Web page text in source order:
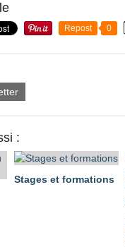
Repost 0
:
Stages et formations